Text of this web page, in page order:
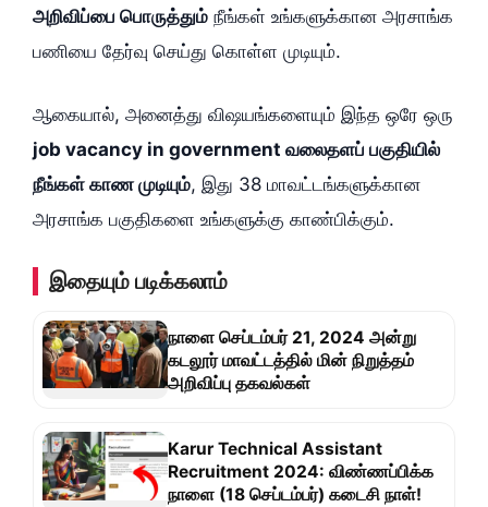
அறிவிப்பை பொருத்தும் நீங்கள் உங்களுக்கான அரசாங்க
பணியை தேர்வு செய்து கொள்ள முடியும்.
ஆகையால், அனைத்து விஷயங்களையும் இந்த ஒரே ஒரு
job vacancy in government வலைதளப் பகுதியில்
நீங்கள் காண முடியும், இது 38 மாவட்டங்களுக்கான
அரசாங்க பகுதிகளை உங்களுக்கு காண்பிக்கும்.
இதையும் படிக்கலாம்
நாளை செப்டம்பர் 21, 2024 அன்று
கடலூர் மாவட்டத்தில் மின் நிறுத்தம்
அறிவிப்பு தகவல்கள்
Karur Technical Assistant
Recruitment 2024: விண்ணப்பிக்க
நாளை (18 செப்டம்பர்) கடைசி நாள்!